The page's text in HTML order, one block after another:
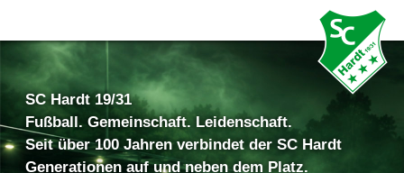
SC Hardt 19/31
Fußball. Gemeinschaft. Leidenschaft.
Seit über 100 Jahren verbindet der SC Hardt
Generationen auf und neben dem Platz.